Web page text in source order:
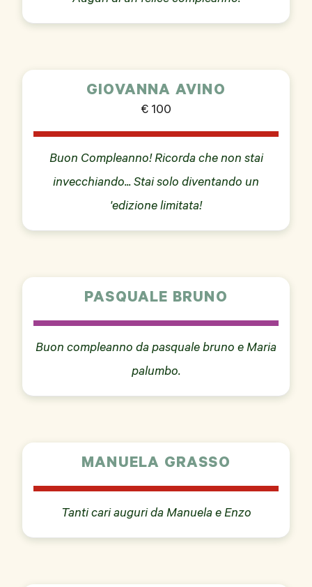
GIOVANNA AVINO
€ 100
Buon Compleanno! Ricorda che non stai
invecchiando... Stai solo diventando un
'edizione limitata!
PASQUALE BRUNO
Buon compleanno da pasquale bruno e Maria
palumbo.
MANUELA GRASSO
Tanti cari auguri da Manuela e Enzo